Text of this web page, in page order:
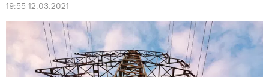
19:55 12.03.2021